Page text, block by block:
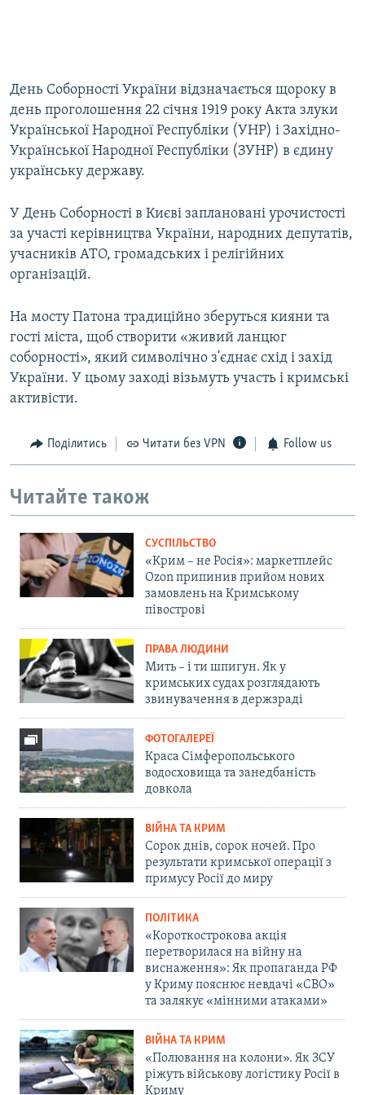
День Соборності України відзначається щороку в
день проголошення 22 січня 1919 року Акта злуки
Української Народної Республіки (УНР) і Західно-
Української Народної Республіки (ЗУНР) в єдину
українську державу.
У День Соборності в Києві заплановані урочистості
за участі керівництва України, народних депутатів,
учасників АТО, громадських і релігійних
організацій.
На мосту Патона традиційно зберуться кияни та
гості міста, щоб створити «живий ланцюг
соборності», який символічно з'єднає схід і захід
України. У цьому заході візьмуть участь і кримські
активісти.
Поділитись Читати без VPN Follow us
Читайте також
СУСПІЛЬСТВО
«Крим – не Росія»: маркетплейс
Ozon припинив прийом нових
замовлень на Кримському
півострові
ПРАВА ЛЮДИНИ
Мить – і ти шпигун. Як у
кримських судах розглядають
звинувачення в держзраді
ФОТОГАЛЕРЕЇ
Краса Сімферопольського
водосховища та занедбаність
довкола
ВІЙНА ТА КРИМ
Сорок днів, сорок ночей. Про
результати кримської операції з
примусу Росії до миру
ПОЛІТИКА
«Короткострокова акція
перетворилася на війну на
виснаження»: Як пропаганда РФ
у Криму пояснює невдачі «СВО»
та залякує «мінними атаками»
ВІЙНА ТА КРИМ
«Полювання на колони». Як ЗСУ
ріжуть військову логістику Росії в
Криму